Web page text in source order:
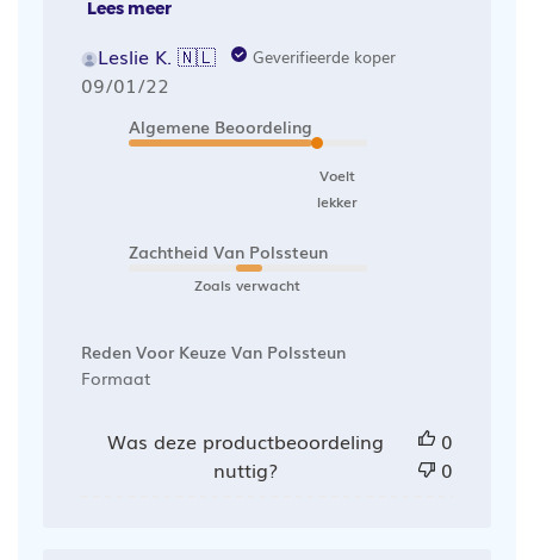
Lees meer
Leslie K. 🇳🇱 Geverifieerde koper
Publicatiedatum
09/01/22
Algemene Beoordeling
Voelt
lekker
Zachtheid Van Polssteun
Zoals verwacht
Reden Voor Keuze Van Polssteun
Formaat
Was deze productbeoordeling
nuttig?
0
0